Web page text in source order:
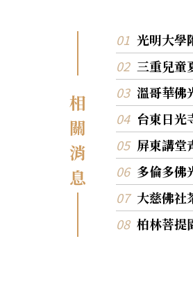
相
關
消
息
光明大學
三重兒
溫哥華佛
台東日
屏東講
多倫多佛
大慈佛
柏林菩提